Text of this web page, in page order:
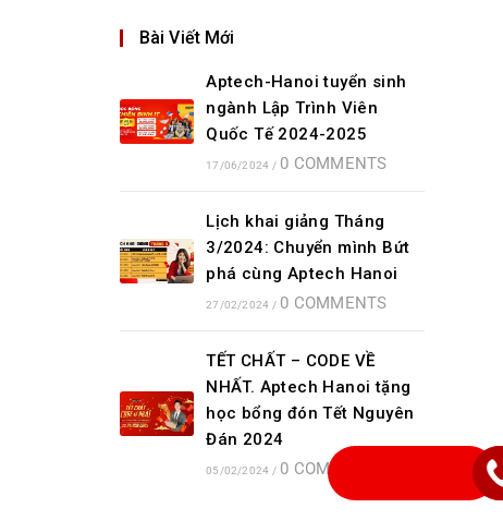
Bài Viết Mới
Aptech-Hanoi tuyển sinh
ngành Lập Trình Viên
Quốc Tế 2024-2025
17/06/2024 / 0 COMMENTS
Lịch khai giảng Tháng
3/2024: Chuyển mình Bứt
phá cùng Aptech Hanoi
27/02/2024 / 0 COMMENTS
TẾT CHẤT – CODE VỀ
NHẤT. Aptech Hanoi tặng
học bổng đón Tết Nguyên
Đán 2024
05/02/2024 / 0 COMMENTS